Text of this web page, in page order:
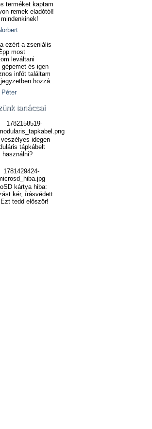
terméket kaptam
remek eladótól!
ezért a zseniális
most
leváltani
gépemet és igen
infót találtam
hozzá.
tanácsai
veszélyes idegen
tápkábelt
használni?
kártya hiba:
kér, írásvédett
Ezt tedd először!